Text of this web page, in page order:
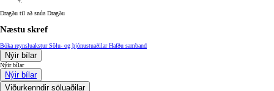
Dragðu til að snúa Dragðu
Næstu skref
Bóka reynsluaksturSölu- og þjónustuaðilarHafðu samband
Nýir bílar
Nýir bílar
Nýir bílar
Viðurkenndir söluaðilar